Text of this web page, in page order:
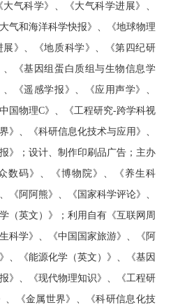
气科学》、《大气科学进展》、
气和海洋科学快报》、《地球物理
》、《地质科学》、《第四纪研
《基因组蛋白质组与生物信息学
《遥感学报》、《应用声学》、
国物理C》、《工程研究-跨学科视
》、《科研信息化技术与应用》、
》；设计、制作印刷品广告；主办
数码》、《博物院》、《养生科
《阿阿熊》、《国家科学评论》、
（英文）》；利用自有《互联网周
科学》、《中国国家旅游》、《阿
、《能源化学（英文）》、《基因
》、《现代物理知识》、《工程研
、《金属世界》、《科研信息化技